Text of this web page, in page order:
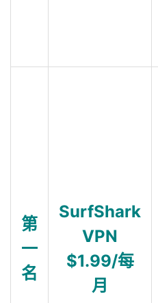
第
一
名
SurfShark
VPN
$1.99/每
月